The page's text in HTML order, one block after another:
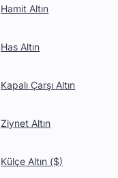
Hamit Altın
Has Altın
Kapalı Çarşı Altın
Ziynet Altın
Külçe Altın ($)